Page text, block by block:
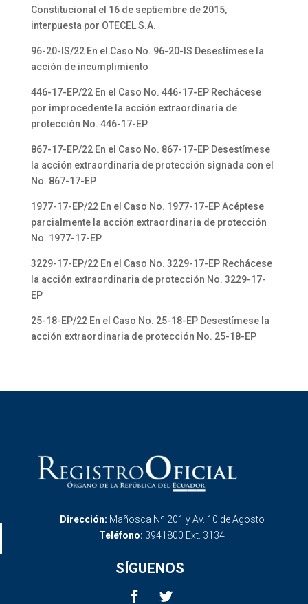
Constitucional el 16 de septiembre de 2015,
interpuesta por OTECEL S.A.
96-20-IS/22 En el Caso No. 96-20-IS Desestímese la
acción de incumplimiento
446-17-EP/22 En el Caso No. 446-17-EP Rechácese
por improcedente la acción extraordinaria de
protección No. 446-17-EP
867-17-EP/22 En el Caso No. 867-17-EP Desestímese
la acción extraordinaria de protección signada con el
No. 867-17-EP
1977-17-EP/22 En el Caso No. 1977-17-EP Acéptese
parcialmente la acción extraordinaria de protección
No. 1977-17-EP
3229-17-EP/22 En el Caso No. 3229-17-EP Rechácese
la acción extraordinaria de protección No. 3229-17-
EP
25-18-EP/22 En el Caso No. 25-18-EP Desestímese la
acción extraordinaria de protección No. 25-18-EP
Dirección: Mañosca Nº 201 y Av. 10 de Agosto
Teléfono: 3941800 Ext. 3134
SÍGUENOS